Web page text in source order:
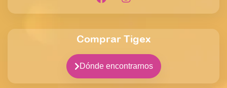
Comprar Tigex
Dónde encontrarnos